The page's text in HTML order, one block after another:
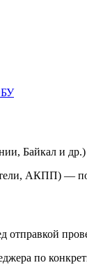
Байкал и
АКПП) —
по